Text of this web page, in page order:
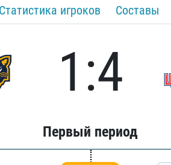
Статистика игроков Составы
1:4
Первый период